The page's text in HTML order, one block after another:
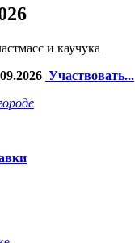
и каучука
Участвовать...